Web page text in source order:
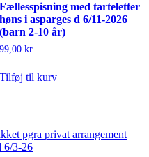
Fællesspisning med tarteletter
høns i asparges d 6/11-2026
(barn 2-10 år)
99,00 kr.
Tilføj til kurv
pgra privat arrangement
6/3-26